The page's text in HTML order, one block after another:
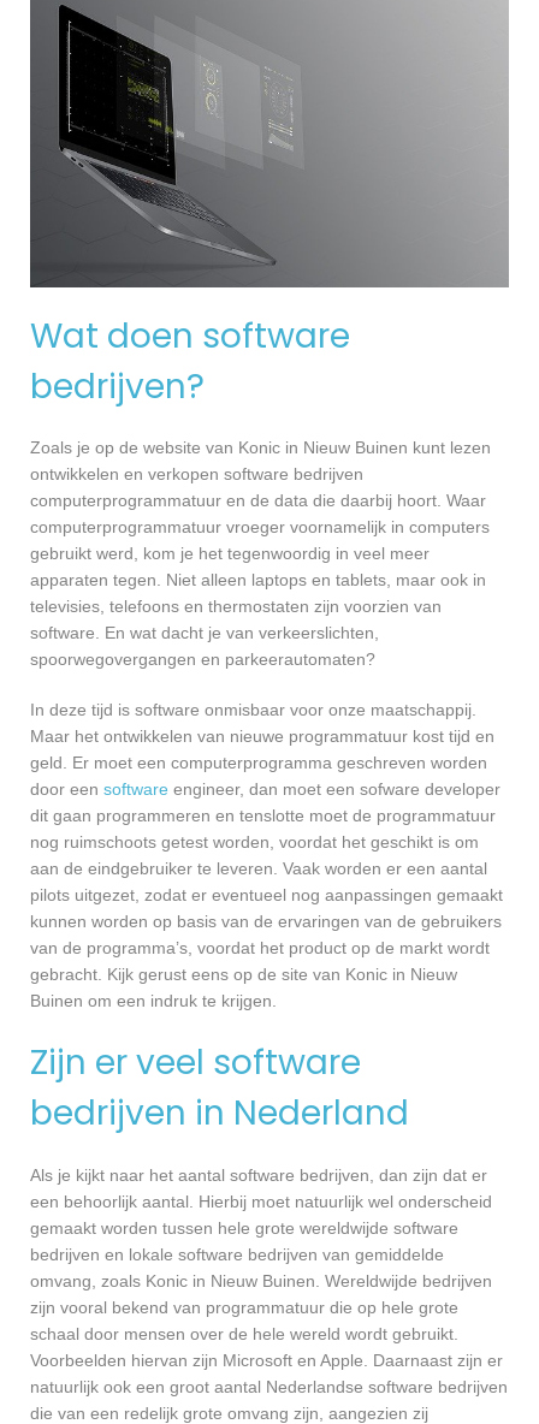
Wat doen software
bedrijven?
Zoals je op de website van Konic in Nieuw Buinen kunt lezen
ontwikkelen en verkopen software bedrijven
computerprogrammatuur en de data die daarbij hoort. Waar
computerprogrammatuur vroeger voornamelijk in computers
gebruikt werd, kom je het tegenwoordig in veel meer
apparaten tegen. Niet alleen laptops en tablets, maar ook in
televisies, telefoons en thermostaten zijn voorzien van
software. En wat dacht je van verkeerslichten,
spoorwegovergangen en parkeerautomaten?
In deze tijd is software onmisbaar voor onze maatschappij.
Maar het ontwikkelen van nieuwe programmatuur kost tijd en
geld. Er moet een computerprogramma geschreven worden
door een software engineer, dan moet een sofware developer
dit gaan programmeren en tenslotte moet de programmatuur
nog ruimschoots getest worden, voordat het geschikt is om
aan de eindgebruiker te leveren. Vaak worden er een aantal
pilots uitgezet, zodat er eventueel nog aanpassingen gemaakt
kunnen worden op basis van de ervaringen van de gebruikers
van de programma’s, voordat het product op de markt wordt
gebracht. Kijk gerust eens op de site van Konic in Nieuw
Buinen om een indruk te krijgen.
Zijn er veel software
bedrijven in Nederland
Als je kijkt naar het aantal software bedrijven, dan zijn dat er
een behoorlijk aantal. Hierbij moet natuurlijk wel onderscheid
gemaakt worden tussen hele grote wereldwijde software
bedrijven en lokale software bedrijven van gemiddelde
omvang, zoals Konic in Nieuw Buinen. Wereldwijde bedrijven
zijn vooral bekend van programmatuur die op hele grote
schaal door mensen over de hele wereld wordt gebruikt.
Voorbeelden hiervan zijn Microsoft en Apple. Daarnaast zijn er
natuurlijk ook een groot aantal Nederlandse software bedrijven
die van een redelijk grote omvang zijn, aangezien zij